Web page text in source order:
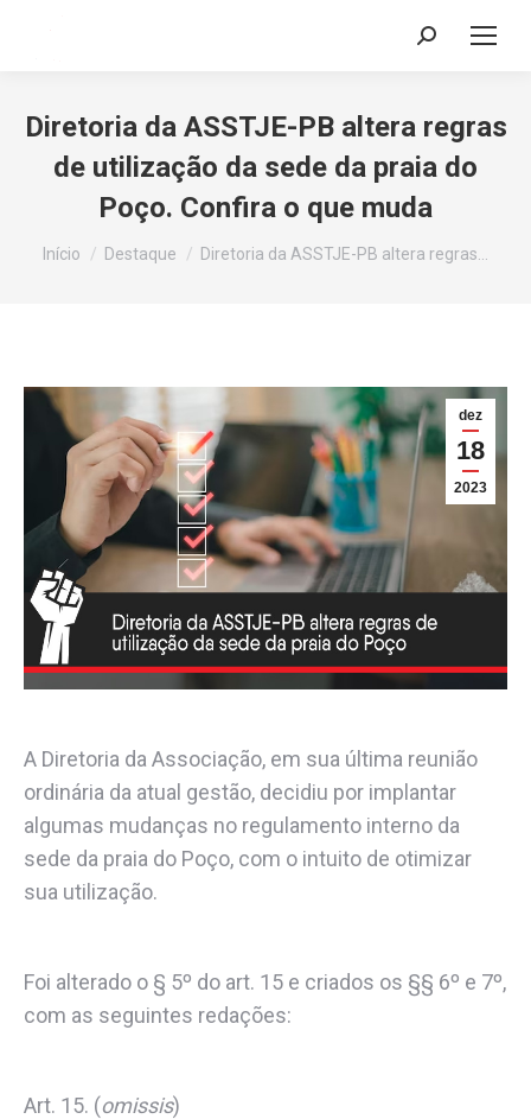
Search:
Diretoria da ASSTJE-PB altera regras
de utilização da sede da praia do
Poço. Confira o que muda
Você está aqui:
Início Destaque Diretoria da ASSTJE-PB altera regras…
dez
18
2023
A Diretoria da Associação, em sua última reunião
ordinária da atual gestão, decidiu por implantar
algumas mudanças no regulamento interno da
sede da praia do Poço, com o intuito de otimizar
sua utilização.
Foi alterado o § 5º do art. 15 e criados os §§ 6º e 7º,
com as seguintes redações:
Art. 15. (omissis)